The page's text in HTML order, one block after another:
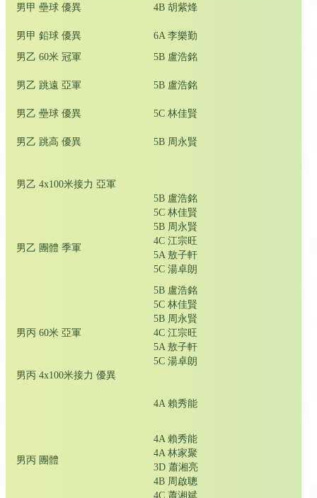
男甲 壘球 優異
男甲 鉛球 優異
男乙 60米 冠軍
男乙 跳遠 亞軍
男乙 壘球 優異
男乙 跳高 優異
男乙 4x100米接力 亞軍
男乙 團體 季軍
男丙 60米 亞軍
男丙 4x100米接力 優異
男丙 團體
4B 胡紫烽
6A 李樂勤
5B 盧浩銘
5B 盧浩銘
5C 林佳賢
5B 周永賢
5B 盧浩銘
5C 林佳賢
5B 周永賢
4C 江宗旺
5A 敖子軒
5C 湯卓朗
5B 盧浩銘
5C 林佳賢
5B 周永賢
4C 江宗旺
5A 敖子軒
5C 湯卓朗
4A 賴秀能
4A 賴秀能
4A 林家聚
3D 蕭湘亮
4B 周啟聰
4C 蕭湘斌